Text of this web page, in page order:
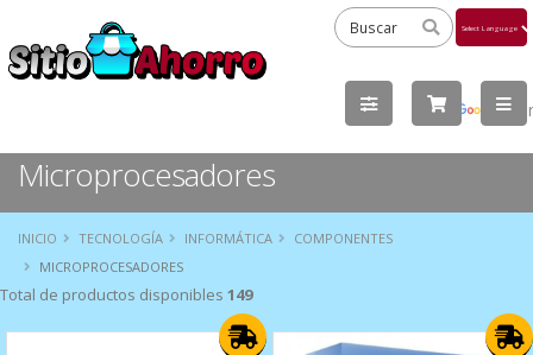
by
Microprocesadores
INICIO TECNOLOGÍA INFORMÁTICA
COMPONENTES
MICROPROCESADORES
Total de productos disponibles 149